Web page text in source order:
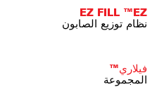
EZ FILL ™EZ
نظام توزيع الصابون
فيلاري™
المجموعة